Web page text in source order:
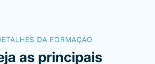
DA FORMAÇÃO
as principais